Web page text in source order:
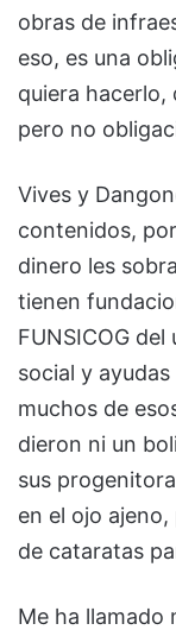
obras de
eso, es una
quiera hacerlo,
pero no
Vives y
contenidos,
dinero les
tienen
FUNSICOG
social y
muchos de
dieron ni un
sus
en el ojo
de cataratas
Me ha llamado